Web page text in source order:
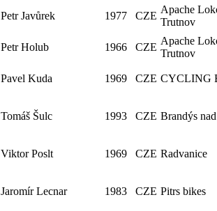
Petr Javůrek 1977 CZE
Apache
Trutnov
Petr Holub 1966 CZE
Apache
Trutnov
Pavel Kuda 1969 CZE CYCLING
Tomáš Šulc 1993 CZE Brandýs
Viktor Poslt 1969 CZE Radvanice
Jaromír Lecnar 1983 CZE Pitrs bikes